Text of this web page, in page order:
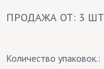
ПРОДАЖА ОТ: 3 ШТ
Количество упаковок.: